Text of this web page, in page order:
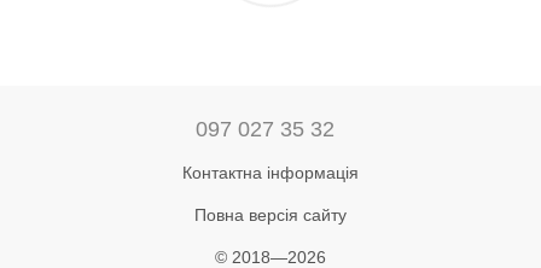
097 027 35 32
Контактна інформація
Повна версія сайту
© 2018—2026